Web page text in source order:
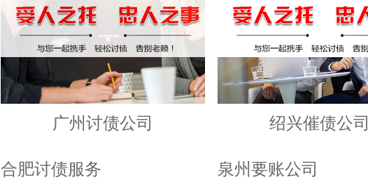
广州讨债公司 绍兴催债公
合肥讨债服务
泉州要账公司